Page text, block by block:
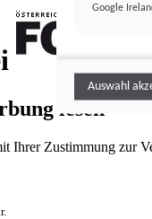
FONDS
lesen
Ihrer Zustimmung zur
Google
Auswahl